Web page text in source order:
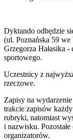
Dyktando odbędzie
(ul. Poznańska 59
Grzegorza Hałasika
sportowego.
Uczestnicy z
rzeczowe.
Zapisy na
trakcie zapisów
rubryki, natomiast
i nazwisku.
organizatorów.